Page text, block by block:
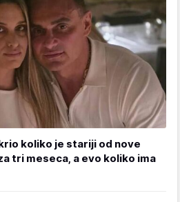
koliko je stariji od nove
tri meseca, a evo koliko ima